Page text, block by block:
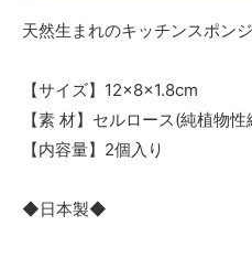
天然生まれのキッチンスポン
【サイズ】12×8×1.8cm
【素 材】セルロース(純植物性
【内容量】2個入り
◆日本製◆